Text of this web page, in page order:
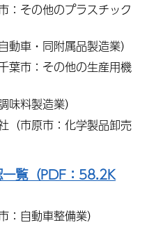
：その他のプラスチック
車・同附属品製造業）
葉市：その他の生産用機
料製造業）
（市原市：化学製品卸売
覧（PDF：58.2K
自動車整備業）